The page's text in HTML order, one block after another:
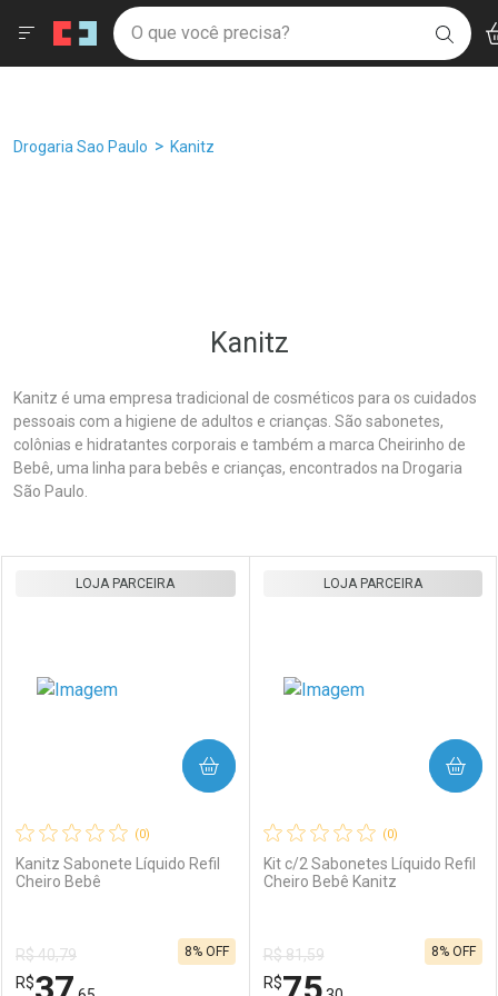
Drogaria São Paulo
Ir direto para a home
pela página
Ir direto para o conteúdo
Ir direto para a busca
Ir direto para a notificações
Faça a sua busca
O que você precisa?
Menu
Breadcrumb
Drogaria Sao Paulo Kanitz
Kanitz
Kanitz é uma empresa tradicional de cosméticos para os cuidados
pessoais com a higiene de adultos e crianças. São sabonetes,
colônias e hidratantes corporais e também a marca Cheirinho de
Bebê, uma linha para bebês e crianças, encontrados na Drogaria
São Paulo.
Prateleira
(0)
Kanitz Sabonete Líquido Refil
Cheiro Bebê
LOJA PARCEIRA
R$ 40,79
R$
8% OFF
COMPRAR
(0)
Kit c/2 Sabonetes Líquido Refil
Cheiro Bebê Kanitz
LOJA PARCEIRA
R$ 81,59
R$
8% OFF
COMPRAR
Âncoras
Filtros Ordenar por